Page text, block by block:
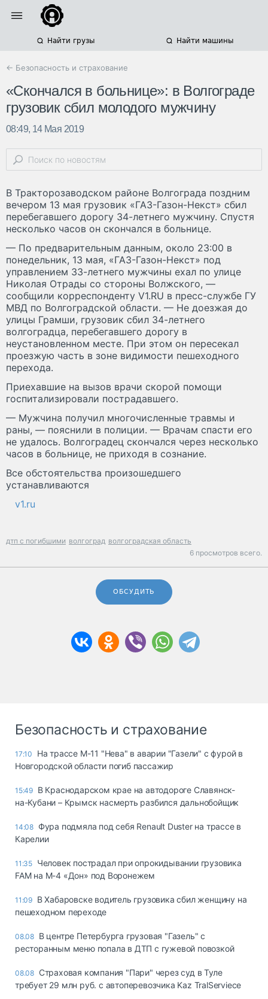
Найти грузы Найти машины
← Безопасность и страхование
«Скончался в больнице»: в Волгограде
грузовик сбил молодого мужчину
08:49, 14 Мая 2019
В Тракторозаводском районе Волгограда поздним
вечером 13 мая грузовик «ГАЗ-Газон-Некст» сбил
перебегавшего дорогу 34-летнего мужчину. Спустя
несколько часов он скончался в больнице.
— По предварительным данным, около 23:00 в
понедельник, 13 мая, «ГАЗ-Газон-Некст» под
управлением 33-летнего мужчины ехал по улице
Николая Отрады со стороны Волжского, —
сообщили корреспонденту V1.RU в пресс-службе ГУ
МВД по Волгоградской области. — Не доезжая до
улицы Грамши, грузовик сбил 34-летнего
волгоградца, перебегавшего дорогу в
неустановленном месте. При этом он пересекал
проезжую часть в зоне видимости пешеходного
перехода.
Приехавшие на вызов врачи скорой помощи
госпитализировали пострадавшего.
— Мужчина получил многочисленные травмы и
раны, — пояснили в полиции. — Врачам спасти его
не удалось. Волгоградец скончался через несколько
часов в больнице, не приходя в сознание.
Все обстоятельства произошедшего
устанавливаются
v1.ru
дтп с погибшими волгоград волгоградская область
6 просмотров всего.
ОБСУДИТЬ
Безопасность и страхование
17:10
На трассе М-11 "Нева" в аварии "Газели" с фурой в
Новгородской области погиб пассажир
15:49 В Краснодарском крае на автодороге Славянск-
на-Кубани – Крымск насмерть разбился дальнобойщик
14:08 Фура подмяла под себя Renault Duster на трассе в
Карелии
11:35 Человек пострадал при опрокидывании грузовика
FAM на М-4 «Дон» под Воронежем
11:09 В Хабаровске водитель грузовика сбил женщину на
пешеходном переходе
08.08 В центре Петербурга грузовая "Газель" с
ресторанным меню попала в ДТП с гужевой повозкой
08.08 Страховая компания "Пари" через суд в Туле
требует 29 млн руб. с автоперевозчика Kaz TralServiece